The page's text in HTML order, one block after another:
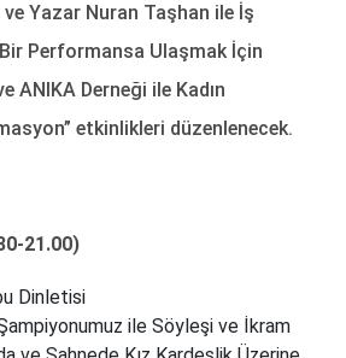
ve Yazar Nuran Taşhan ile İş
Bir Performansa Ulaşmak İçin
ANIKA Derneği ile Kadın
etkinlikleri düzenlenecek.
21.00)
Dinletisi
ile Söyleşi ve İkram